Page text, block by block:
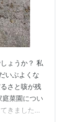
ょうか？ 私
いぶよくな
さと咳が残
庭菜園につい
きましたね